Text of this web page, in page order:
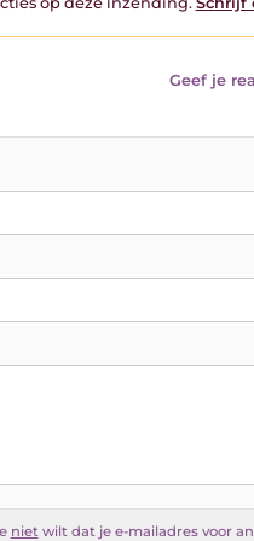
Geef je
nietwilt dat je e-mailadres voor